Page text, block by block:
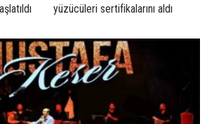
yüzücüleri sertifikalarını aldı